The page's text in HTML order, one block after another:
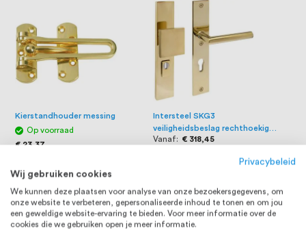
Kierstandhouder messing
Op voorraad
€ 23,37
Intersteel SKG3
veiligheidsbeslag rechthoekig
250x50mm greep/kruk Jura met
Vanaf € 318,45
Privacybeleid
Wij gebruiken cookies
We kunnen deze plaatsen voor analyse van onze bezoekersgegevens, om
onze website te verbeteren, gepersonaliseerde inhoud te tonen en om jou
een geweldige website-ervaring te bieden. Voor meer informatie over de
cookies die we gebruiken open je meer informatie.